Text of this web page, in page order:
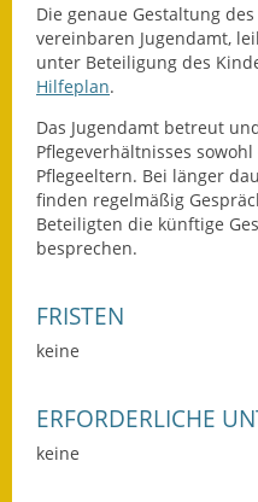
Die genaue Gestaltung
vereinbaren Jugendamt,
unter Beteiligung des
Hilfeplan.
Das Jugendamt betreut
Pflegeverhältnisses
Pflegeeltern. Bei länger
finden regelmäßig
Beteiligten die künftige
besprechen.
FRISTEN
keine
ERFORDERLICHE
keine